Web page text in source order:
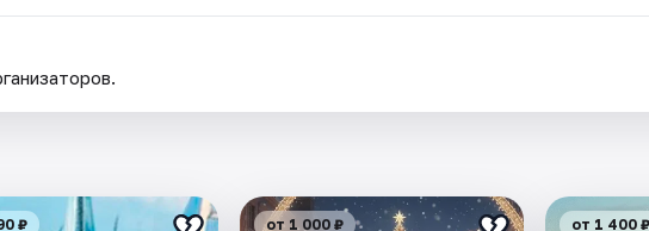
₽ от 1 000 ₽ от 1 400 ₽